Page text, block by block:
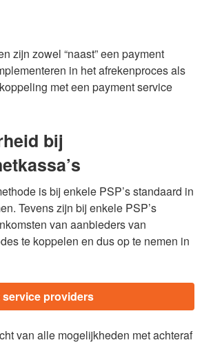
zijn zowel “naast” een payment
in het afrekenproces als
met een payment service
bij
is bij enkele PSP’s standaard in
Tevens zijn bij enkele PSP’s
van aanbieders van
te koppelen en dus op te nemen in
providers
van alle mogelijkheden met achteraf